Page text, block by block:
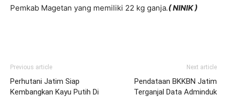
Pemkab Magetan yang memiliki 22 kg ganja.( NINIK )
Previous article
Perhutani Jatim Siap
Kembangkan Kayu Putih Di
Next article
Pendataan BKKBN Jatim
Terganjal Data Adminduk